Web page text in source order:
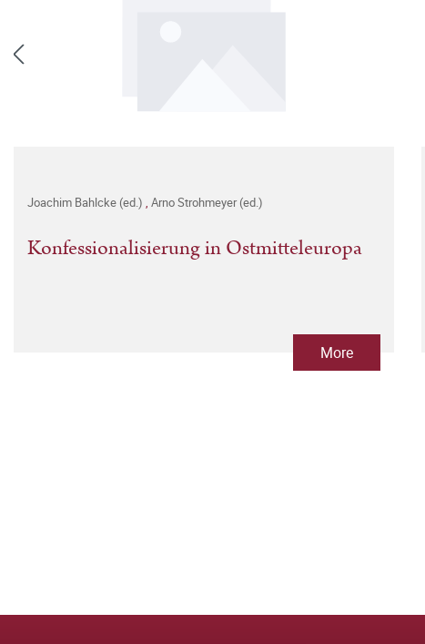
Joachim Bahlcke (ed.) Arno Strohmeyer (ed.)
Konfessionalisierung in Ostmitteleuropa
More